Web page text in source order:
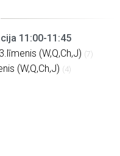
11:00-11:45
(W,Q,Ch,J) (7)
(W,Q,Ch,J) (4)